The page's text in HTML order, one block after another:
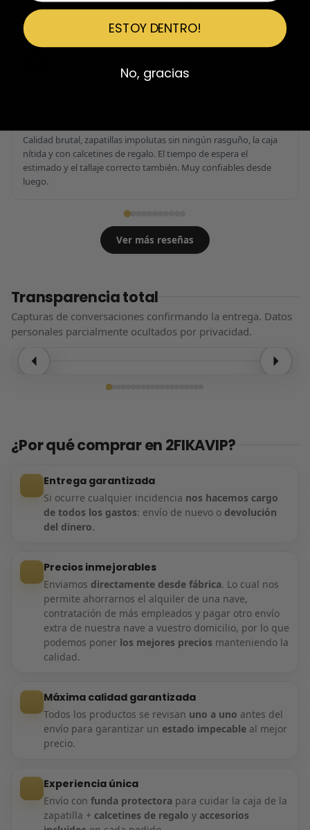
Ver 3 reseñas más de Javier
Reseña en Trustpilot
Calidad brutal, zapatillas impolutas sin ningún rasguño, la caja
nítida y con calcetines de regalo. El tiempo de espera el
estimado y el tallaje correcto también. Muy confiables desde
luego.
Ver más reseñas
Transparencia total
Capturas de conversaciones confirmando la entrega. Datos
personales parcialmente ocultados por privacidad.
¿Por qué comprar en 2FIKAVIP?
Entrega garantizada
Si ocurre cualquier incidencia nos hacemos cargo
de todos los gastos: envío de nuevo o devolución
del dinero.
Precios inmejorables
Enviamos directamente desde fábrica. Lo cual nos
permite ahorrarnos el alquiler de una nave,
contratación de más empleados y pagar otro envío
extra de nuestra nave a vuestro domicilio, por lo que
podemos poner los mejores precios manteniendo la
calidad.
Máxima calidad garantizada
Todos los productos se revisan uno a uno antes del
envío para garantizar un estado impecableal mejor
precio.
Experiencia única
Envío con funda protectorapara cuidar la caja de la
zapatilla + calcetines de regalo y accesorios
ESTOY DENTRO!
No, gracias